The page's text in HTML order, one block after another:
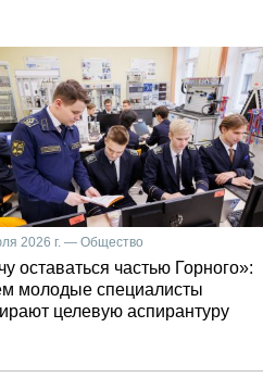
2026 г. — Общество
оставаться частью Горного»:
молодые специалисты
целевую аспирантуру